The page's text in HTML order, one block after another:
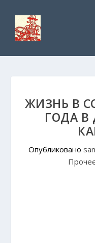
ЖИЗНЬ В
ГОДА
Опубликовано